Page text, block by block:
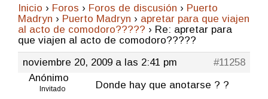
Inicio › Foros › Foros de discusión › Puerto
Madryn › Puerto Madryn › apretar para que viajen
al acto de comodoro????? › Re: apretar para
que viajen al acto de comodoro?????
noviembre 20, 2009 a las 2:41 pm
#11258
Anónimo
Invitado Donde hay que anotarse ? ?